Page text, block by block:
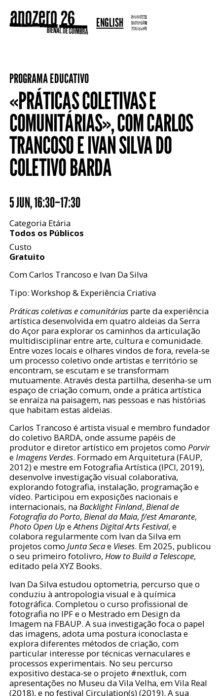
ENGLISH
PROGRAMA EDUCATIVO
«PRÁTICAS COLETIVAS E
COMUNITÁRIAS», COM CARLOS
TRANCOSO E IVAN SILVA DO
COLETIVO BARDA
5 JUN,16:30–17:30
Categoria Etária
Todos os Públicos
Custo
Gratuito
Com Carlos Trancoso e Ivan Da Silva
Tipo: Workshop & Experiência Criativa
Práticas coletivas e comunitárias parte da experiência
artística desenvolvida em quatro aldeias da Serra
do Açor para explorar os caminhos da articulação
multidisciplinar entre arte, cultura e comunidade.
Entre vozes locais e olhares vindos de fora, revela-se
um processo coletivo onde artistas e território se
encontram, se escutam e se transformam
mutuamente. Através desta partilha, desenha-se um
espaço de criação comum, onde a prática artística
se enraíza na paisagem, nas pessoas e nas histórias
que habitam estas aldeias.
Carlos Trancoso é artista visual e membro fundador
do coletivo BARDA, onde assume papéis de
produtor e diretor artístico em projetos comoPorvir
eImagens Verdes. Formado em Arquitetura (FAUP,
2012) e mestre em Fotografia Artística (IPCI, 2019),
desenvolve investigação visual colaborativa,
explorando fotografia, instalação, programação e
vídeo. Participou em exposições nacionais e
internacionais, naBacklight Finland,Bienal de
Fotografia do Porto,Bienal da Maia,f/est Amarante,
Photo Open Up eAthens Digital Arts Festival, e
colabora regularmente com Ivan da Silva em
projetos comoJunta Secae Vieses. Em 2025, publicou
o seu primeiro fotolivro,How to Build a Telescope,
editado pela XYZ Books.
Ivan Da Silva estudou optometria, percurso que o
conduziu à antropologia visual e à química
fotográfica. Completou o curso profissional de
fotografia no IPF e o Mestrado em Design da
Imagem na FBAUP. A sua investigação foca o papel
das imagens, adota uma postura iconoclasta e
explora diferentes métodos de criação, com
particular interesse por técnicas vernaculares e
processos experimentais. No seu percurso
expositivo destaca-se o projeto #nextluk, com
apresentações no Museu da Vila Velha, em Vila Real
(2018), e no festival Circulation(s) (2019). A sua